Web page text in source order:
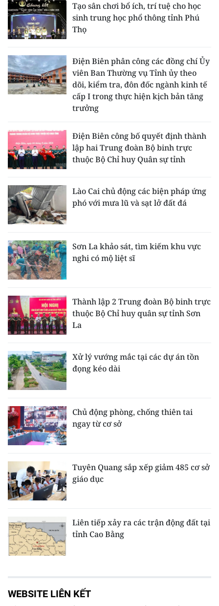
Tạo sân chơi bổ ích, trí tuệ cho học
sinh trung học phổ thông tỉnh Phú
Thọ
Điện Biên phân công các đồng chí Ủy
viên Ban Thường vụ Tỉnh ủy theo
dõi, kiểm tra, đôn đốc ngành kinh tế
cấp I trong thực hiện kịch bản tăng
trưởng
Điện Biên công bố quyết định thành
lập hai Trung đoàn Bộ binh trực
thuộc Bộ Chỉ huy Quân sự tỉnh
Lào Cai chủ động các biện pháp ứng
phó với mưa lũ và sạt lở đất đá
Sơn La khảo sát, tìm kiếm khu vực
nghi có mộ liệt sĩ
Thành lập 2 Trung đoàn Bộ binh trực
thuộc Bộ Chỉ huy quân sự tỉnh Sơn
La
Xử lý vướng mắc tại các dự án tồn
đọng kéo dài
Chủ động phòng, chống thiên tai
ngay từ cơ sở
Tuyên Quang sắp xếp giảm 485 cơ sở
giáo dục
Liên tiếp xảy ra các trận động đất tại
tỉnh Cao Bằng
WEBSITE LIÊN KẾT